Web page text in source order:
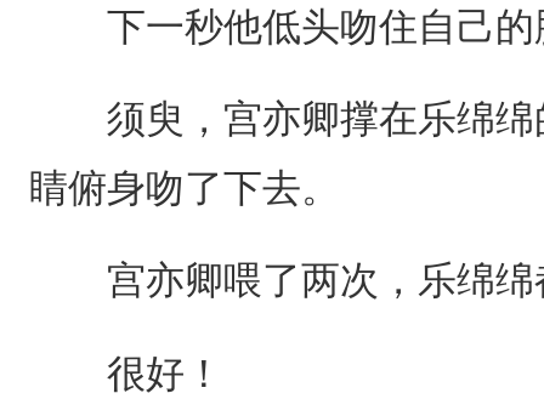
下一秒他低头吻住自己的
须臾，宫亦卿撑在乐绵绵
睛俯身吻了下去。
宫亦卿喂了两次，乐绵绵
很好！